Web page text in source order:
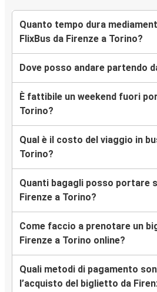
Quanto tempo dura
FlixBus da Firenze a Torino?
Dove posso andare partendo
È fattibile un weekend fuori
Torino?
Qual è il costo del viaggio in
Torino?
Quanti bagagli posso portare
Firenze a Torino?
Come faccio a prenotare un
Firenze a Torino online?
Quali metodi di pagamento
l’acquisto del biglietto da